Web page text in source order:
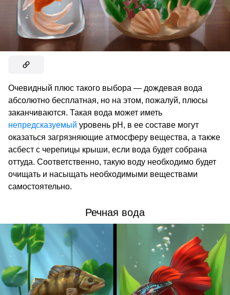
Очевидный плюс такого выбора — дождевая вода
абсолютно бесплатная, но на этом, пожалуй, плюсы
заканчиваются. Такая вода может иметь
непредсказуемый уровень рН, в ее составе могут
оказаться загрязняющие атмосферу вещества, а также
асбест с черепицы крыши, если вода будет собрана
оттуда. Соответственно, такую воду необходимо будет
очищать и насыщать необходимыми веществами
самостоятельно.
Речная вода